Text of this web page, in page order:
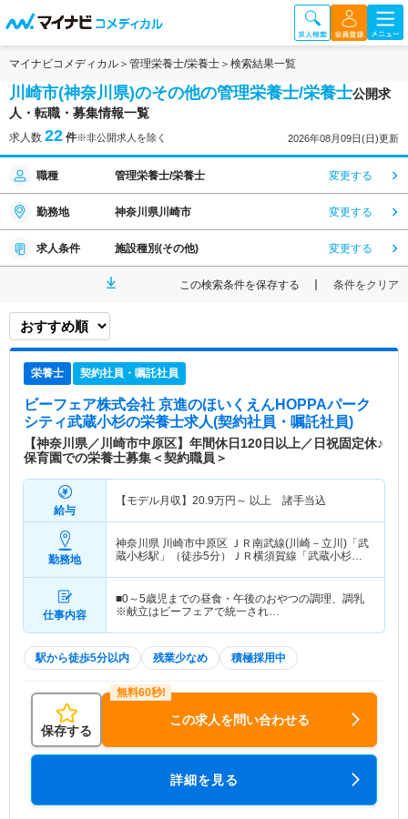
マイナビコメディカル 管理栄養士/栄養士 検索結果一覧
川崎市(神奈川県)のその他の管理栄養士/栄養士公開求
人・転職・募集情報一覧
求人数 22 件※非公開求人を除く 2026年08月09日(日)更新
職種 管理栄養士/栄養士 変更する
勤務地 神奈川県川崎市 変更する
求人条件 施設種別(その他) 変更する
この検索条件を保存する 条件をクリア
栄養士 契約社員・嘱託社員
ビーフェア株式会社 京進のほいくえんHOPPAパーク
シティ武蔵小杉の栄養士求人(契約社員・嘱託社員)
【神奈川県／川崎市中原区】年間休日120日以上／日祝固定休♪
保育園での栄養士募集＜契約職員＞
給与
【モデル月収】 20.9万円～ 以上 諸手当込
勤務地
神奈川県 川崎市中原区 ＪＲ南武線(川崎－立川)「武
蔵小杉駅」（徒歩5分）ＪＲ横須賀線「武蔵小杉
仕事内容
■0～5歳児までの昼食・午後のおやつの調理、調乳
※献立はビーフェアで統一され…
駅から徒歩5分以内 残業少なめ 積極採用中
保存する
この求人を問い合わせる
詳細を見る